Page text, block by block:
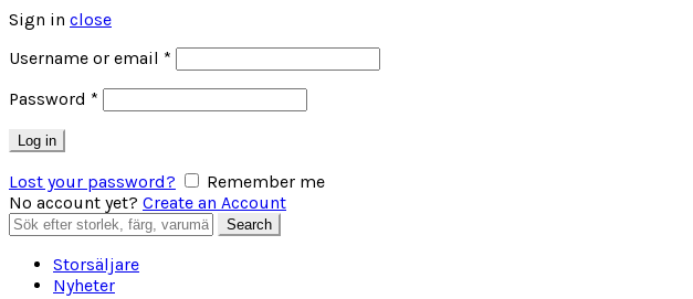
Sign in close
Username or email *
Password *
Log in
Lost your password?
Remember me
No account yet? Create an Account
Search
for:
Search
Storsäljare
Nyheter